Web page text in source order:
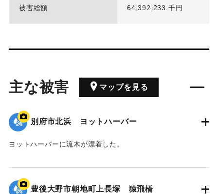
被害総額 64,392,233 千円
主な被害 マップを見る
別府市北浜 ヨットハーバー
ヨットハーバーに流木が漂着した。
｜固有コード:00990082
豊後大野市朝地町上長塚 猿飛橋